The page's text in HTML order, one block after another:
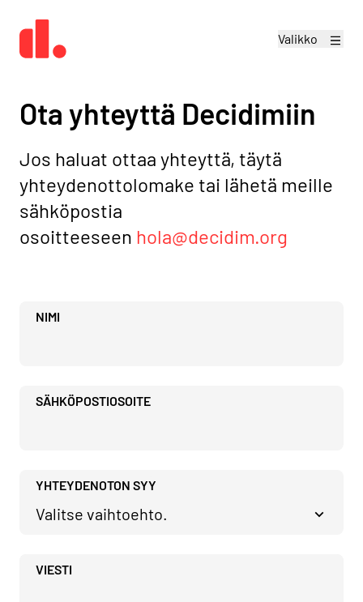
Valikko
Ota yhteyttä Decidimiin
Jos haluat ottaa yhteyttä, täytä
yhteydenottolomake tai lähetä meille
sähköpostia
osoitteeseen hola@decidim.org
NIMI
SÄHKÖPOSTIOSOITE
YHTEYDENOTON SYY
VIESTI